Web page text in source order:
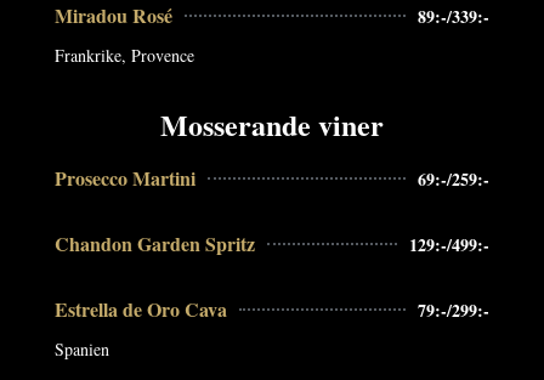
Miradou Rosé 89:-/339:-
Frankrike, Provence
Mosserande viner
Prosecco Martini 69:-/259:-
Chandon Garden Spritz 129:-/499:-
Estrella de Oro Cava 79:-/299:-
Spanien